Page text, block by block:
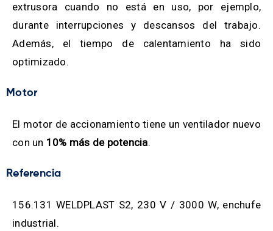
extrusora cuando no está en uso, por ejemplo,
durante interrupciones y descansos del trabajo.
Además, el tiempo de calentamiento ha sido
optimizado.
Motor
El motor de accionamiento tiene un ventilador nuevo
con un 10% más de potencia.
Referencia
156.131 WELDPLAST S2, 230 V / 3000 W, enchufe
industrial.